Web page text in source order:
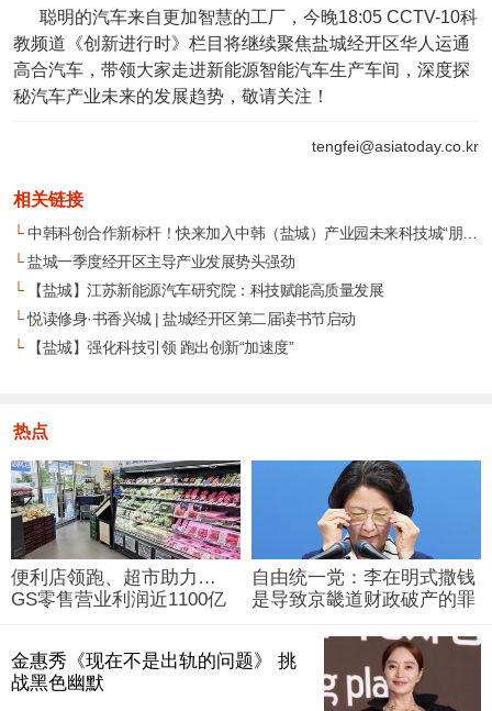
聪明的汽车来自更加智慧的工厂，今晚18:05 CCTV-10科
教频道《创新进行时》栏目将继续聚焦盐城经开区华人运通
高合汽车，带领大家走进新能源智能汽车生产车间，深度探
秘汽车产业未来的发展趋势，敬请关注！
tengfei@asiatoday.co.kr
相关链接
└中韩科创合作新标杆！快来加入中韩（盐城）产业园未来科技城“朋友圈”
└盐城一季度经开区主导产业发展势头强劲
└【盐城】江苏新能源汽车研究院：科技赋能高质量发展
└悦读修身·书香兴城 | 盐城经开区第二届读书节启动
└【盐城】强化科技引领 跑出创新“加速度”
热点
便利店领跑、超市助力…
GS零售营业利润近1100亿
自由统一党：李在明式撒钱
是导致京畿道财政破产的罪
金惠秀《现在不是出轨的问题》 挑
战黑色幽默